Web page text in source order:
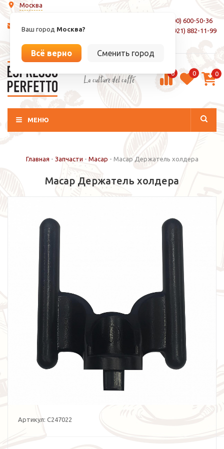
Москва
Ваш город Москва?
Всё верно Сменить город
info@espressoperfetto.ru
8 (800) 600-50-36
+7 (921) 882-11-99
La culture del caffé 0 0 0
МЕНЮ
Главная - Запчасти - Macap - Macap Держатель холдера
Macap Держатель холдера
Артикул: C247022